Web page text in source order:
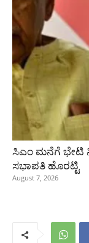
ಸಿಎಂ ಮನೆಗೆ ಭೇಟಿ
ಸಭಾಪತಿ ಹೊರಟ್ಟಿ
August 7, 2026